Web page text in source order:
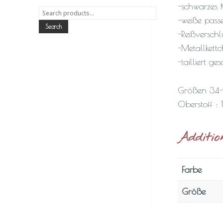
Search
for:
Search
-schwarzes
-weiße
-
-
-tailliert
Größen
Oberstoff :
Farbe
Größe